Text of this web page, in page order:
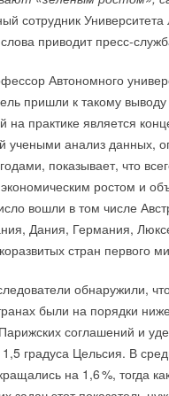
сотрудник
приводит пресс-
Автономного
пришли к такому выводу
на практике является
учеными анализ данных,
показывает, что
ростом и
вошли в том числе
Дания, Германия,
стран первого
обнаружили,
были на порядки
соглашений и
1,5 градуса Цельсия. В
на 1,6%, тогда
с минимальным
беспроводным сетям и
Возможно расширение
для работы в местах с
в том числе тепловых
адаптированы
и могут
потери с
других задач. При
персоналом, а в
имеющихся приборов
АРС» будут
2023»13–14
об устройстве в
и температуры в
будет в ближайшие
режим
электричества, в
стиральных машин и
до £6 ($7,4 по курсу на
кВт⋅ч. Подобная мера
вызванного резким
глобальных цепочек